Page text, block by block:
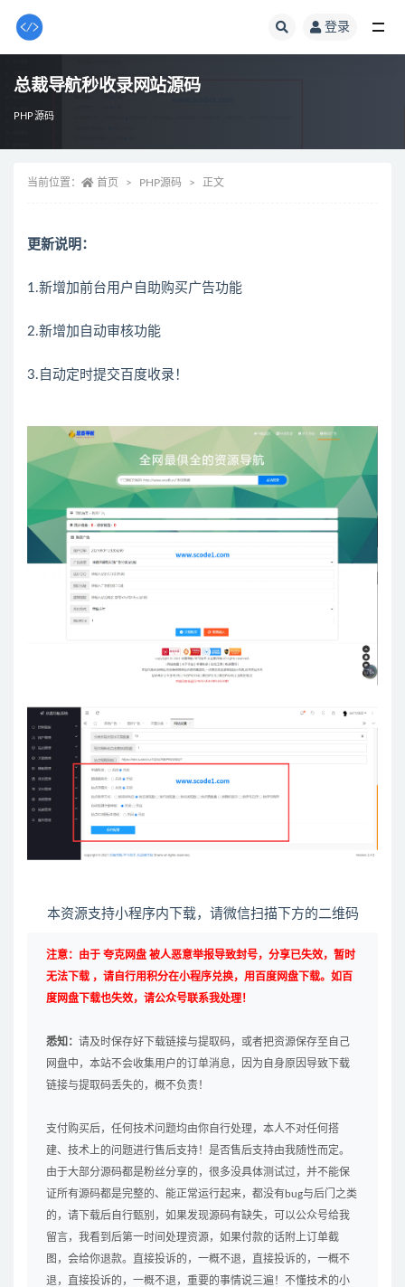
登录
总裁导航秒收录网站源码
PHP源码
当前位置： 首页 PHP源码 正文
更新说明：
1.新增加前台用户自助购买广告功能
2.新增加自动审核功能
3.自动定时提交百度收录！
本资源支持小程序内下载，请微信扫描下方的二维码
注意：由于 夸克网盘 被人恶意举报导致封号，分享已失效，暂时
无法下载 ，请自行用积分在小程序兑换，用百度网盘下载。如百
度网盘下载也失效，请公众号联系我处理！
悉知： 请及时保存好下载链接与提取码，或者把资源保存至自己
网盘中，本站不会收集用户的订单消息，因为自身原因导致下载
链接与提取码丢失的，概不负责！
支付购买后，任何技术问题均由你自行处理，本人不对任何搭
建、技术上的问题进行售后支持！是否售后支持由我随性而定。
由于大部分源码都是粉丝分享的，很多没具体测试过，并不能保
证所有源码都是完整的、能正常运行起来，都没有bug与后门之类
的，请下载后自行甄别，如果发现源码有缺失，可以公众号给我
留言，我看到后第一时间处理资源，如果付款的话附上订单截
图，会给你退款。直接投诉的，一概不退，直接投诉的，一概不
退，直接投诉的，一概不退，重要的事情说三遍！不懂技术的小